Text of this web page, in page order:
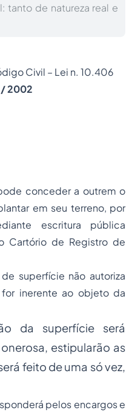
de natureza real e
Civil – Lei n. 10.406
/ 2002
conceder a outrem o
em seu terreno, por
escritura pública
Cartório de Registro de
superfície não autoriza
inerente ao objeto da
da superfície será
estipularão as
feito de uma só vez,
pelos encargos e